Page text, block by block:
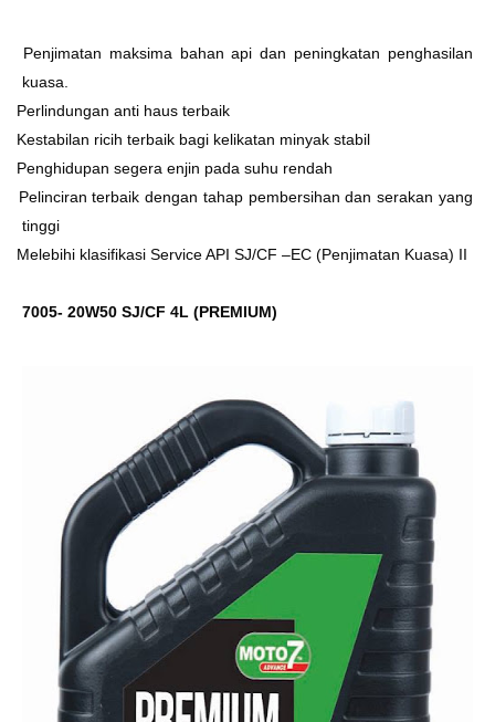
Penjimatan maksima bahan api dan peningkatan penghasilan
kuasa.
Perlindungan anti haus terbaik
Kestabilan ricih terbaik bagi kelikatan minyak stabil
Penghidupan segera enjin pada suhu rendah
Pelinciran terbaik dengan tahap pembersihan dan serakan yang
tinggi
Melebihi klasifikasi Service API SJ/CF –EC (Penjimatan Kuasa) II
7005- 20W50 SJ/CF 4L (PREMIUM)